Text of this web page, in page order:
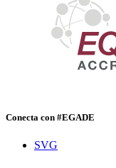
Conecta con #EGADE
SVG